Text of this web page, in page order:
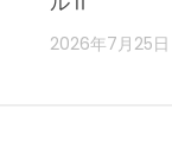
2026年7月25日